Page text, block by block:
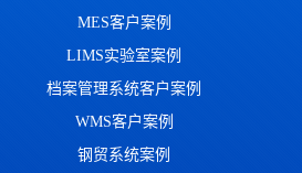
MES客户案例
LIMS实验室案例
档案管理系统客户案例
WMS客户案例
钢贸系统案例